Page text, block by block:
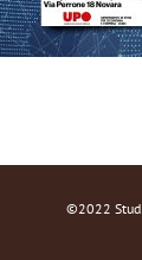
©2022